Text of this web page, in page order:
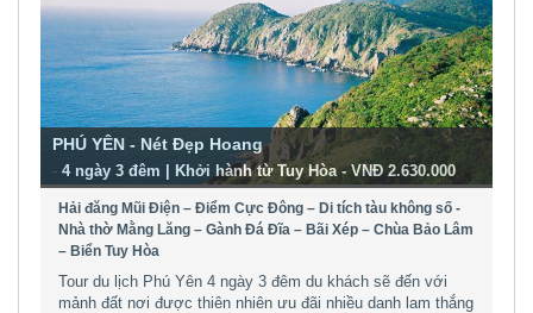
PHÚ YÊN - Nét Đẹp Hoang
- 4 ngày 3 đêm | Khởi hành từ Tuy Hòa - VNĐ 2.630.000
Hải đăng Mũi Điện – Điểm Cực Đông – Di tích tàu không số -
Nhà thờ Mằng Lăng – Gành Đá Đĩa – Bãi Xép – Chùa Bảo Lâm
– Biển Tuy Hòa
Tour du lịch Phú Yên 4 ngày 3 đêm du khách sẽ đến với
mảnh đất nơi được thiên nhiên ưu đãi nhiều danh lam thắng